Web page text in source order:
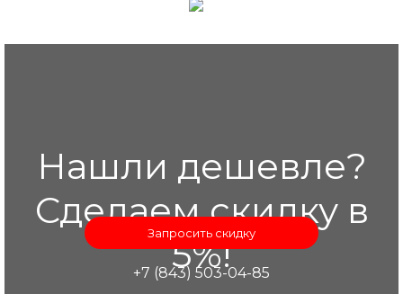
Нашли дешевле?
Сделаем скидку в
5%!
Запросить скидку
+7 (843) 503-04-85